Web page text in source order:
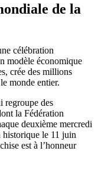
de la
célébration
modèle économique
crée des millions
monde entier.
regroupe des
la Fédération
deuxième mercredi
le 11 juin
est à l’honneur